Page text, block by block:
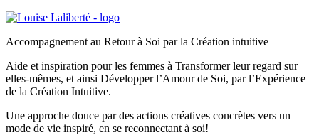
Accompagnement au Retour à Soi par la Création intuitive
Aide et inspiration pour les femmes à Transformer leur regard sur
elles-mêmes, et ainsi Développer l’Amour de Soi, par l’Expérience
de la Création Intuitive.
Une approche douce par des actions créatives concrètes vers un
mode de vie inspiré, en se reconnectant à soi!